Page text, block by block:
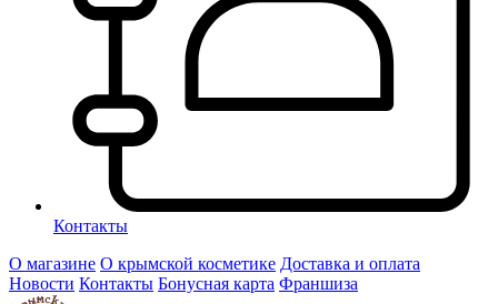
Контакты
О магазине О крымской косметике Доставка и оплата
Новости Контакты Бонусная карта Франшиза